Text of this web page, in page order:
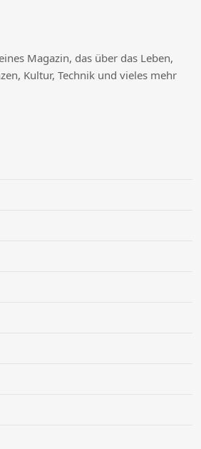
Magazin, das über das Leben,
Kultur, Technik und vieles mehr